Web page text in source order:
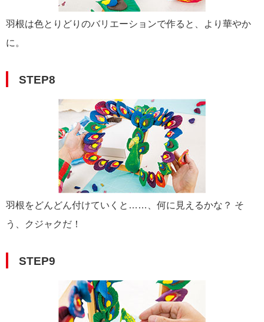
羽根は色とりどりのバリエーションで作ると、より華やか
に。
STEP8
羽根をどんどん付けていくと……、何に見えるかな？ そ
う、クジャクだ！
STEP9